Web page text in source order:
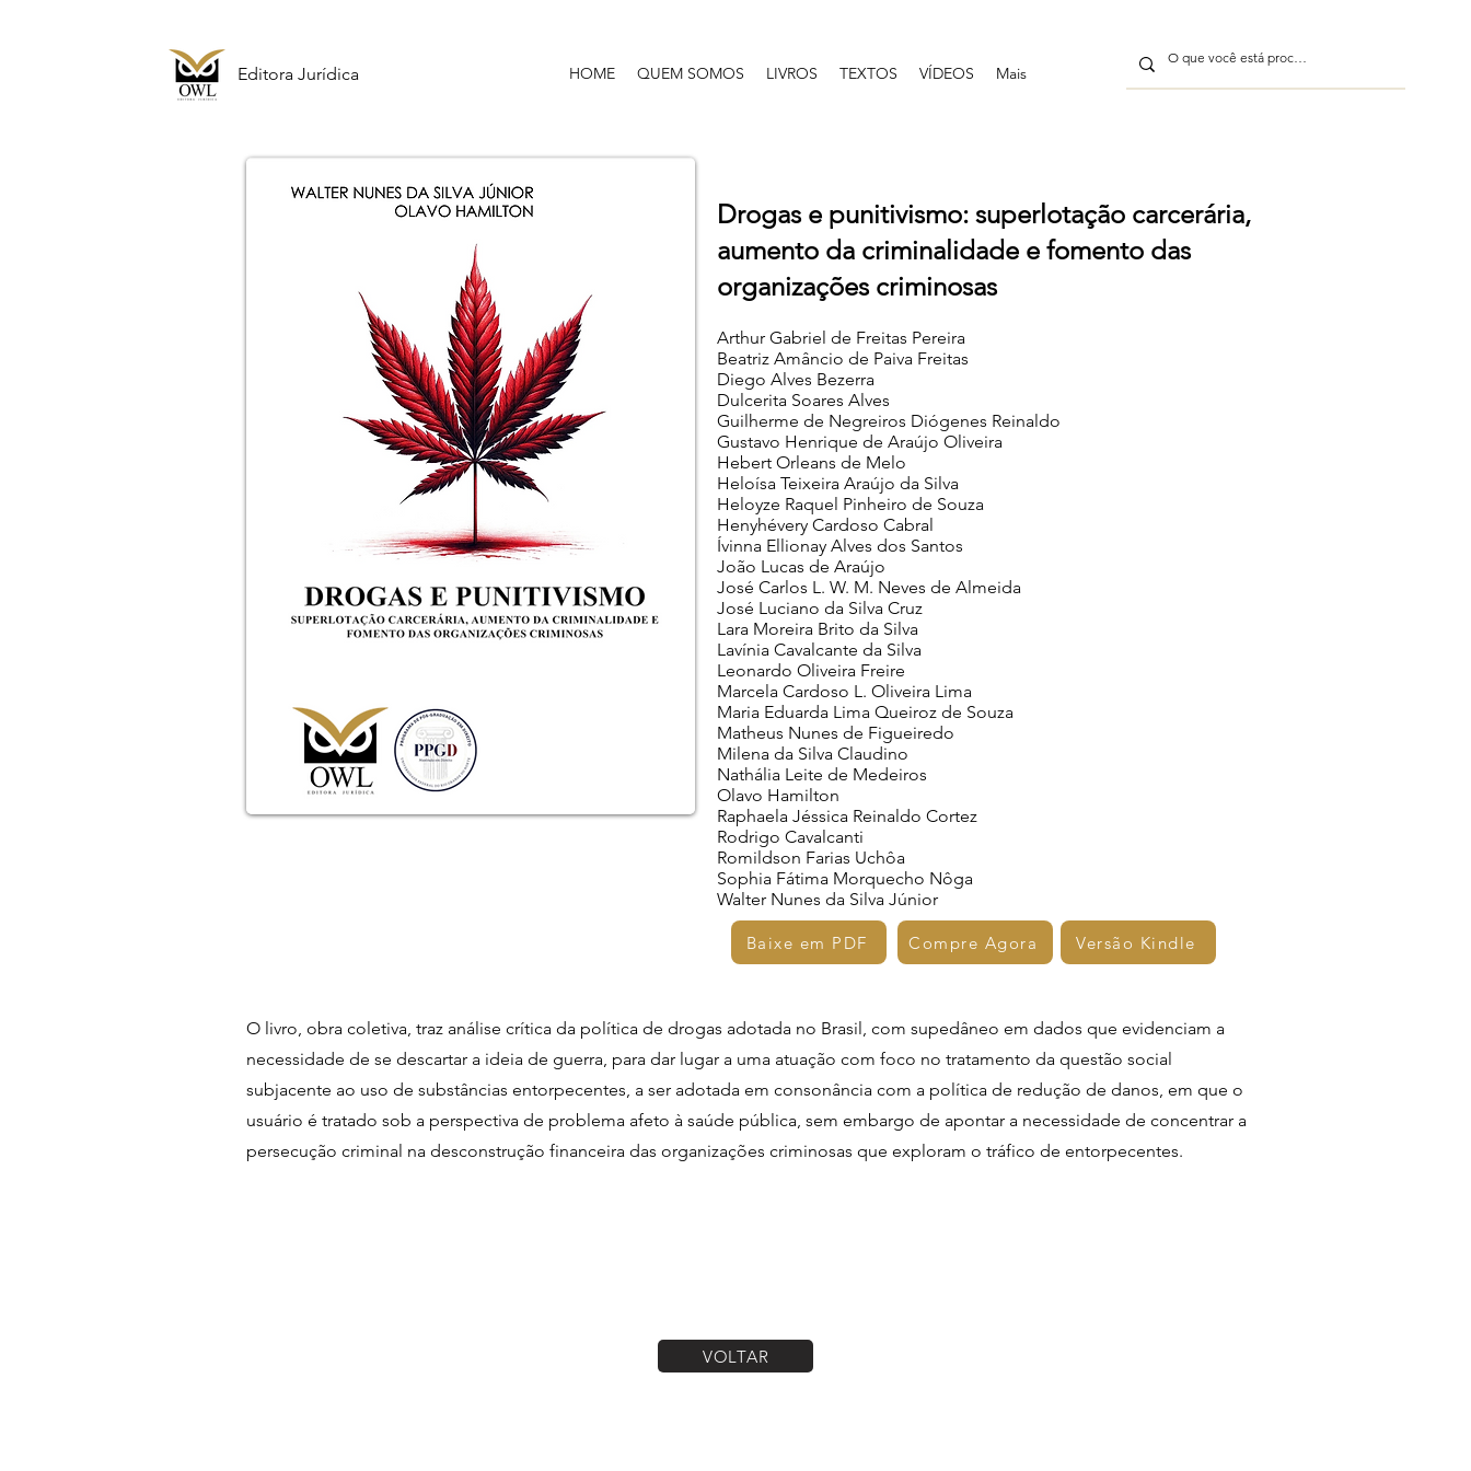
Editora Jurídica HOME QUEM SOMOS LIVROS TEXTOS VÍDEOS Mais
Drogas e punitivismo: superlotação carcerária,
aumento da criminalidade e fomento das
organizações criminosas
Arthur Gabriel de Freitas Pereira
Beatriz Amâncio de Paiva Freitas
Diego Alves Bezerra
Dulcerita Soares Alves
Guilherme de Negreiros Diógenes Reinaldo
Gustavo Henrique de Araújo Oliveira
Hebert Orleans de Melo
Heloísa Teixeira Araújo da Silva
Heloyze Raquel Pinheiro de Souza
Henyhévery Cardoso Cabral
Ívinna Ellionay Alves dos Santos
João Lucas de Araújo
José Carlos L. W. M. Neves de Almeida
José Luciano da Silva Cruz
Lara Moreira Brito da Silva
Lavínia Cavalcante da Silva
Leonardo Oliveira Freire
Marcela Cardoso L. Oliveira Lima
Maria Eduarda Lima Queiroz de Souza
Matheus Nunes de Figueiredo
Milena da Silva Claudino
Nathália Leite de Medeiros
Olavo Hamilton
Raphaela Jéssica Reinaldo Cortez
Rodrigo Cavalcanti
Romildson Farias Uchôa
Sophia Fátima Morquecho Nôga
Walter Nunes da Silva Júnior
Baixe em PDF Compre Agora Versão Kindle
O livro, obra coletiva, traz análise crítica da política de drogas adotada no Brasil, com supedâneo em dados que evidenciam a
necessidade de se descartar a ideia de guerra, para dar lugar a uma atuação com foco no tratamento da questão social
subjacente ao uso de substâncias entorpecentes, a ser adotada em consonância com a política de redução de danos, em que o
usuário é tratado sob a perspectiva de problema afeto à saúde pública, sem embargo de apontar a necessidade de concentrar a
persecução criminal na desconstrução financeira das organizações criminosas que exploram o tráfico de entorpecentes.
VOLTAR